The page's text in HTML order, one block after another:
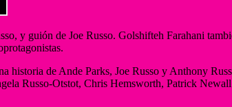
y guión de Joe Russo. Golshifteh Farahani
historia de Ande Parks, Joe Russo y Anthony
Russo‑Otstot, Chris Hemsworth, Patrick